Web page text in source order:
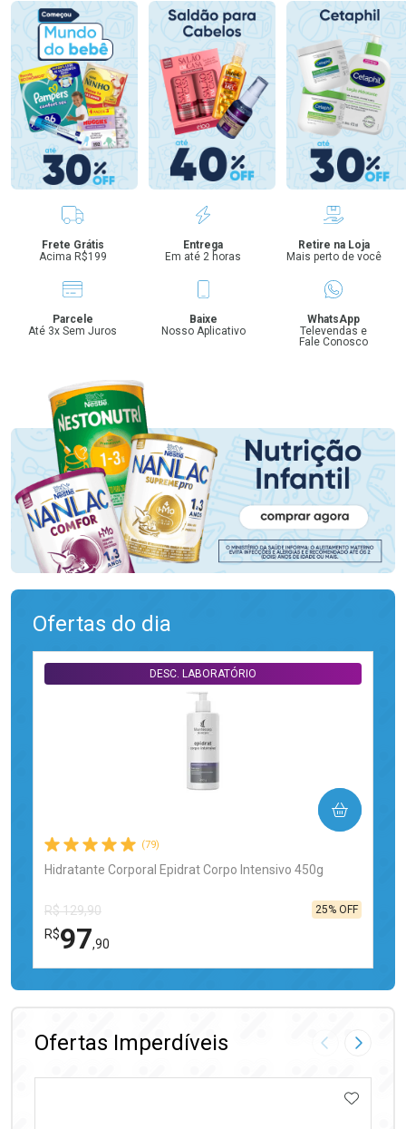
Benefícios
Frete Grátis
Acima R$199
Entrega
Em até 2 horas
Retire na Loja
Mais perto de você
Parcele
Até 3x Sem Juros
Baixe
Nosso Aplicativo
WhatsApp
Televendas e
Fale Conosco
Ofertas do dia
(79)
Hidratante Corporal Epidrat Corpo Intensivo 450g
DESC. LABORATÓRIO
R$ 129,90
R$97,90
25% OFF
COMPRAR
FECHAR
FECHAR
Ofertas Imperdíveis Imagem